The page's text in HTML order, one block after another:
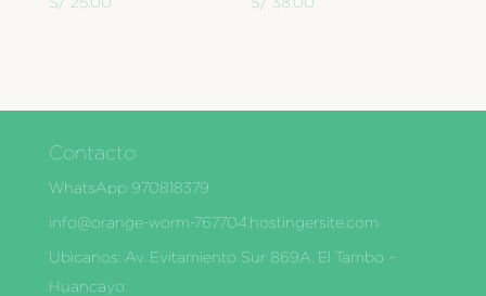
Contacto
WhatsApp 970818379
info@orange-worm-767704.hostingersite.com
Ubìcanos: Av. Evitamiento Sur 869A, El Tambo –
Huancayo